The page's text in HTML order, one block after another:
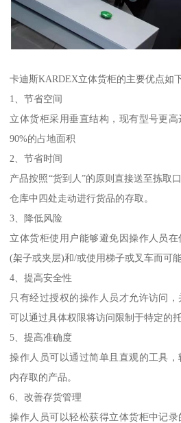
卡迪斯KARDEX立体货柜的主要优点如
1、节省空间
立体货柜采用垂直结构，现有型号更
90%的占地面积
2、节省时间
产品按照“货到人”的原则直接送至拣取
仓库中四处走动进行货品的存取。
3、降低风险
立体货柜使用户能够避免因操作人员
(架子或夹层)和/或使用梯子或叉车而可
4、提高安全性
只有经过授权的操作人员才允许访问
可以通过具体权限将访问限制于特定的托
5、提高准确度
操作人员可以通过简单且直观的工具
内存取的产品。
6、改善存货管理
操作人员可以轻松获得立体货柜中记